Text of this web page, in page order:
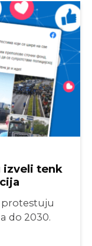
izveli tenk
protestuju
do 2030.